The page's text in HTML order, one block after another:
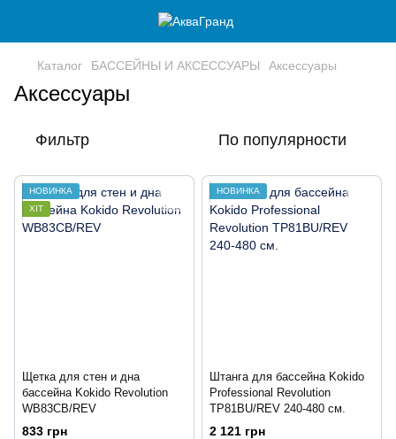
Каталог БАССЕЙНЫ И АКСЕССУАРЫ Аксессуары
Аксессуары
Фильтр По популярности
НОВИНКА
ХІТ
Щетка для стен и дна
бассейна Kokido Revolution
WB83CB/REV
833 грн
НОВИНКА
Штанга для бассейна Kokido
Professional Revolution
TP81BU/REV 240-480 см.
2 121 грн